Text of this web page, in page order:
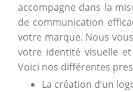
accompagne dans la
de communication
votre marque. Nous
votre identité visuelle
Voici nos différentes
La création d’un